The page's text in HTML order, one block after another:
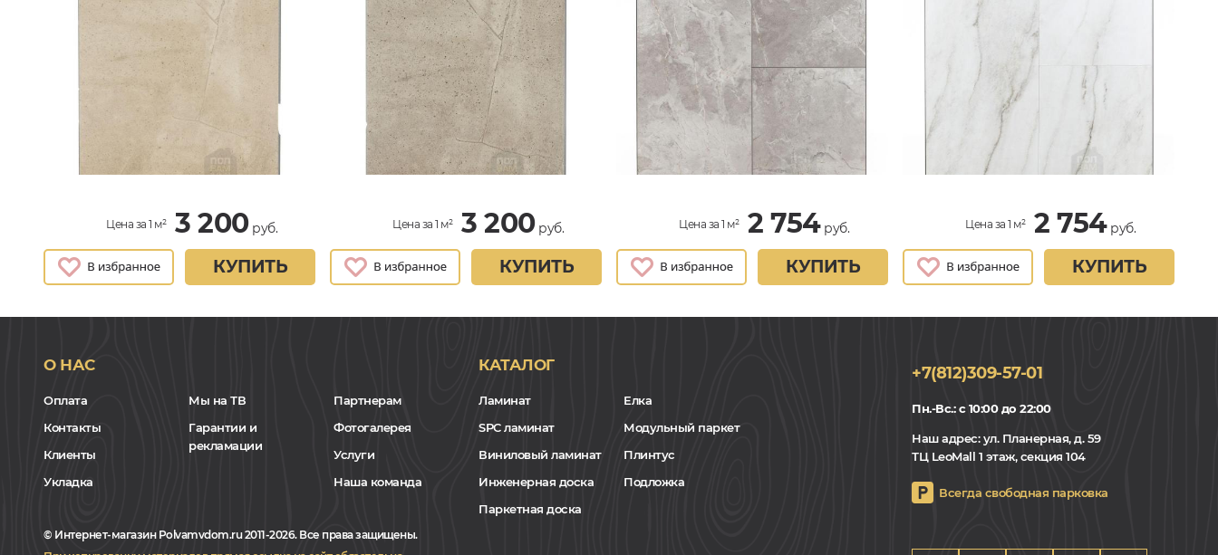
Цена за 1 м² 3 200руб.
КУПИТЬ
Цена за 1 м² 3 200руб.
КУПИТЬ
Цена за 1 м² 2 754руб.
КУПИТЬ
Цена за 1 м² 2 754руб.
КУПИТЬ
О НАС
Оплата
Контакты
Клиенты
Укладка
Мы на ТВ
Гарантии и
рекламации
Партнерам
Фотогалерея
Услуги
Наша команда
КАТАЛОГ
Ламинат
SPC ламинат
Виниловый ламинат
Инженерная доска
Паркетная доска
Елка
Модульный паркет
Плинтус
Подложка
+7(812)309-57-01
Пн.-Вс.: с 10:00 до 22:00
Наш адрес:ул. Планерная, д. 59
ТЦ LeoMall 1 этаж, секция 104
Всегда свободная парковка
© Интернет-магазин Polvamvdom.ru 2011-2026. Все права защищены.